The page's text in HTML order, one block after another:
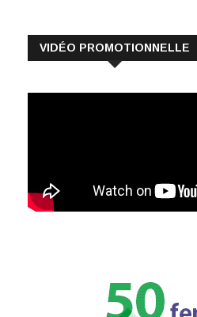
VIDÉO PROMOTIONNELLE